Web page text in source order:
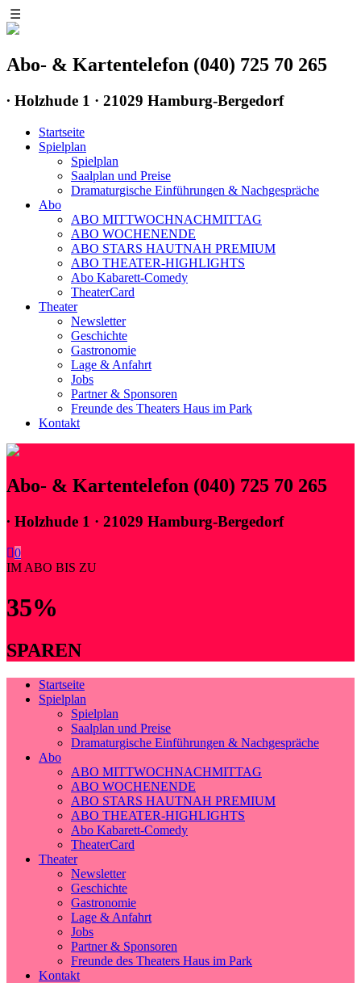
☰
Abo- & Kartentelefon (040) 725 70 265
∙ Holzhude 1 · 21029 Hamburg-Bergedorf
Startseite
Spielplan
Spielplan
Saalplan und Preise
Dramaturgische Einführungen & Nachgespräche
Abo
ABO MITTWOCHNACHMITTAG
ABO WOCHENENDE
ABO STARS HAUTNAH PREMIUM
ABO THEATER-HIGHLIGHTS
Abo Kabarett-Comedy
TheaterCard
Theater
Newsletter
Geschichte
Gastronomie
Lage & Anfahrt
Jobs
Partner & Sponsoren
Freunde des Theaters Haus im Park
Kontakt
Abo- & Kartentelefon (040) 725 70 265
∙ Holzhude 1 · 21029 Hamburg-Bergedorf
0
IM ABO BIS ZU
35%
SPAREN
Startseite
Spielplan
Spielplan
Saalplan und Preise
Dramaturgische Einführungen & Nachgespräche
Abo
ABO MITTWOCHNACHMITTAG
ABO WOCHENENDE
ABO STARS HAUTNAH PREMIUM
ABO THEATER-HIGHLIGHTS
Abo Kabarett-Comedy
TheaterCard
Theater
Newsletter
Geschichte
Gastronomie
Lage & Anfahrt
Jobs
Partner & Sponsoren
Freunde des Theaters Haus im Park
Kontakt